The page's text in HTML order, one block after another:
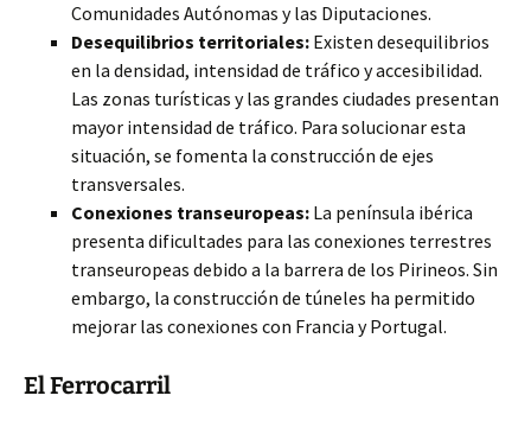
Comunidades Autónomas y las Diputaciones.
Desequilibrios territoriales: Existen desequilibrios
en la densidad, intensidad de tráfico y accesibilidad.
Las zonas turísticas y las grandes ciudades presentan
mayor intensidad de tráfico. Para solucionar esta
situación, se fomenta la construcción de ejes
transversales.
Conexiones transeuropeas: La península ibérica
presenta dificultades para las conexiones terrestres
transeuropeas debido a la barrera de los Pirineos. Sin
embargo, la construcción de túneles ha permitido
mejorar las conexiones con Francia y Portugal.
El Ferrocarril